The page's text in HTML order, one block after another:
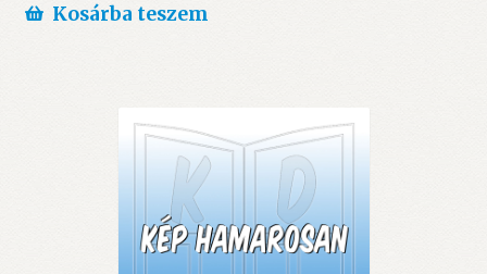
Kosárba teszem